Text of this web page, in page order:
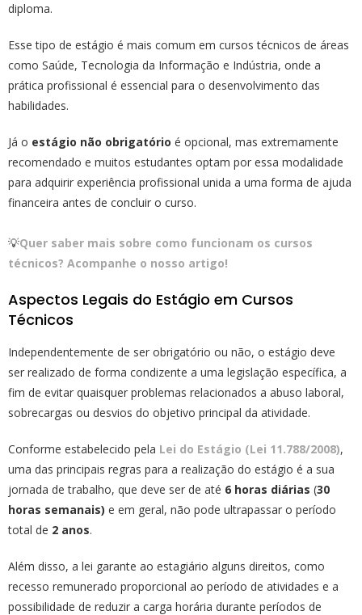
diploma.
Esse tipo de estágio é mais comum em cursos técnicos de áreas
como Saúde, Tecnologia da Informação e Indústria, onde a
prática profissional é essencial para o desenvolvimento das
habilidades.
Já o estágio não obrigatório é opcional, mas extremamente
recomendado e muitos estudantes optam por essa modalidade
para adquirir experiência profissional unida a uma forma de ajuda
financeira antes de concluir o curso.
💡Quer saber mais sobre como funcionam os cursos
técnicos? Acompanhe o nosso artigo!
Aspectos Legais do Estágio em Cursos
Técnicos
Independentemente de ser obrigatório ou não, o estágio deve
ser realizado de forma condizente a uma legislação específica, a
fim de evitar quaisquer problemas relacionados a abuso laboral,
sobrecargas ou desvios do objetivo principal da atividade.
Conforme estabelecido pela Lei do Estágio (Lei 11.788/2008),
uma das principais regras para a realização do estágio é a sua
jornada de trabalho, que deve ser de até 6 horas diárias (30
horas semanais) e em geral, não pode ultrapassar o período
total de 2 anos.
Além disso, a lei garante ao estagiário alguns direitos, como
recesso remunerado proporcional ao período de atividades e a
possibilidade de reduzir a carga horária durante períodos de